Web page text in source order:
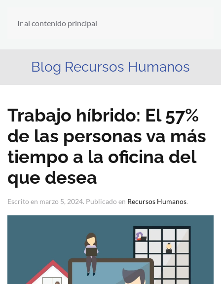
Ir al contenido principal
Blog Recursos Humanos
Trabajo híbrido: El 57%
de las personas va más
tiempo a la oficina del
que desea
Escrito en marzo 5, 2024. Publicado en Recursos Humanos.